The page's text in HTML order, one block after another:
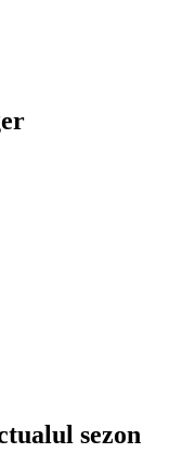
sezon